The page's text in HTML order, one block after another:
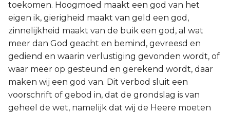
toekomen. Hoogmoed maakt een god van het
eigen ik, gierigheid maakt van geld een god,
zinnelijkheid maakt van de buik een god, al wat
meer dan God geacht en bemind, gevreesd en
gediend en waarin verlustiging gevonden wordt, of
waar meer op gesteund en gerekend wordt, daar
maken wij een god van. Dit verbod sluit een
voorschrift of gebod in, dat de grondslag is van
geheel de wet, namelijk dat wij de Heere moeten